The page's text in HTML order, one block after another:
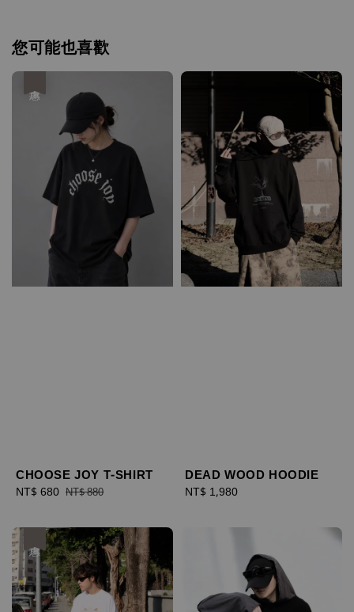
您可能也喜歡
CHOOSE JOY T-SHIRT
Sale
NT$ 680 Regular
NT$ 880
DEAD WOOD HOODIE
Regular
NT$ 1,980